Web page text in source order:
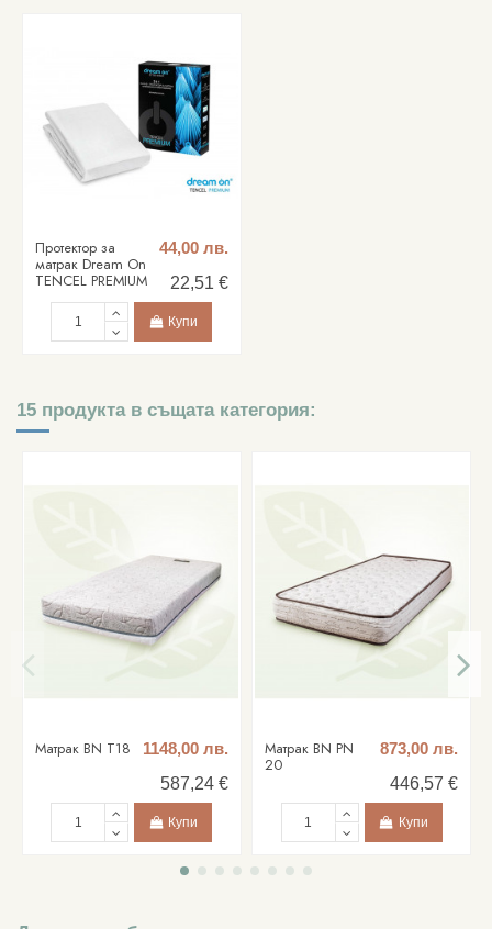
Протектор за
матрак Dream On
TENCEL PREMIUM
44,00 лв.
22,51 €
Купи
15 продукта в същата категория:
Матрак BN T18 1148,00 лв.
587,24 €
Купи
Матрак BN PN
20
873,00 лв.
446,57 €
Купи